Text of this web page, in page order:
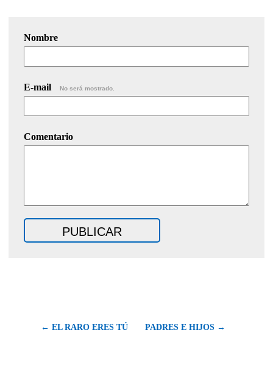
Nombre
E-mail No será mostrado.
Comentario
← EL RARO ERES TÚ PADRES E HIJOS →